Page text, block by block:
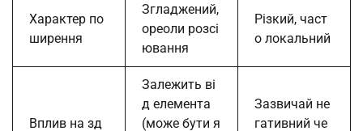
Характер по
ширення
Згладжений,
ореоли розсі
ювання
Різкий, част
о локальний
Вплив на зд
Залежить ві
д елемента
(може бути я
Зазвичай не
гативний че